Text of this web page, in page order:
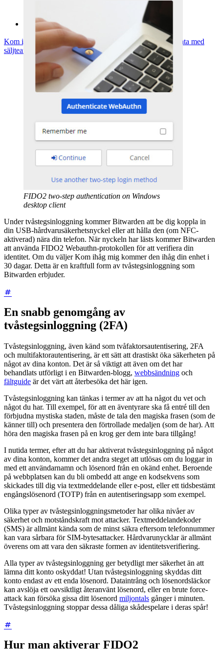
Kom igång gratis Kom igång gratis Prata med säljteamet
Prata med
säljteamet
Logga in Logga in
FIDO2 two-step authentication on Windows
desktop client
Under tvåstegsinloggning kommer Bitwarden att be dig koppla in
din USB-hårdvarusäkerhetsnyckel eller att hålla den (om NFC-
aktiverad) nära din telefon. När nyckeln har lästs kommer Bitwarden
att använda FIDO2 Webauthn-protokollen för att verifiera din
identitet. Om du väljer Kom ihåg mig kommer den ihåg din enhet i
30 dagar. Detta är en kraftfull form av tvåstegsinloggning som
Bitwarden erbjuder.
En snabb genomgång av
tvåstegsinloggning (2FA)
Tvåstegsinloggning, även känd som tvåfaktorsautentisering, 2FA
och multifaktorautentisering, är ett sätt att drastiskt öka säkerheten på
något av dina konton. Det är så viktigt att även om det har
behandlats utförligt i en Bitwarden-blogg, webbsändning och
fältguide är det värt att återbesöka det här igen.
Tvåstegsinloggning kan tänkas i termer av att ha något du vet och
något du har. Till exempel, för att en äventyrare ska få entré till den
förbjudna mystiska staden, måste de tala den magiska frasen (som de
känner till) och presentera den förtrollade medaljen (som de har). Att
höra den magiska frasen på en krog ger dem inte bara tillgång!
I nutida termer, efter att du har aktiverat tvåstegsinloggning på något
av dina konton, kommer det andra steget att utlösas om du loggar in
med ett användarnamn och lösenord från en okänd enhet. Beroende
på webbplatsen kan du bli ombedd att ange en kodsekvens som
skickades till dig via textmeddelande eller e-post, eller ett tidsbestämt
engångslösenord (TOTP) från en autentiseringsapp som exempel.
Olika typer av tvåstegsinloggningsmetoder har olika nivåer av
säkerhet och motståndskraft mot attacker. Textmeddelandekoder
(SMS) är allmänt kända som de minst säkra eftersom telefonnummer
kan vara sårbara för SIM-bytesattacker. Hårdvarunycklar är allmänt
överens om att vara den säkraste formen av identitetsverifiering.
Alla typer av tvåstegsinloggning ger betydligt mer säkerhet än att
lämna ditt konto oskyddat! Utan tvåstegsinloggning skyddas ditt
konto endast av ett enda lösenord. Dataintrång och lösenordsläckor
kan avslöja ett oavsiktligt återanvänt lösenord, eller en brute force-
attack kan försöka gissa ditt lösenord miljontals gånger i minuten.
Tvåstegsinloggning stoppar dessa dåliga skådespelare i deras spår!
Hur man aktiverar FIDO2